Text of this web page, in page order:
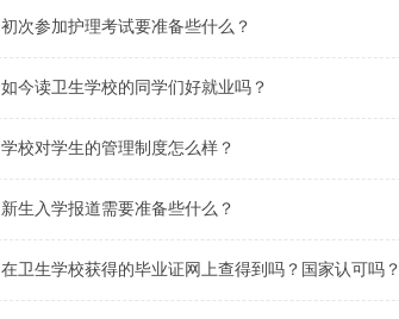
初次参加护理考试要准备些什么？
如今读卫生学校的同学们好就业吗？
学校对学生的管理制度怎么样？
新生入学报道需要准备些什么？
在卫生学校获得的毕业证网上查得到吗？国家认可吗？